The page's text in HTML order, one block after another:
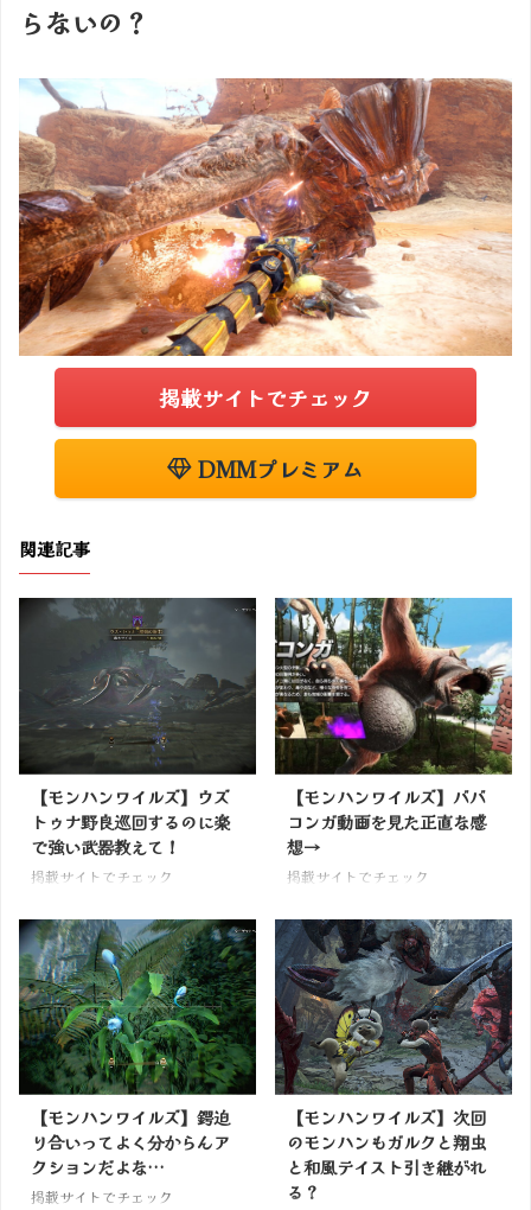
らないの？
掲載サイトでチェック
DMMプレミアム
関連記事
【モンハンワイルズ】ウズ
トゥナ野良巡回するのに楽
で強い武器教えて！
掲載サイトでチェック
【モンハンワイルズ】ババ
コンガ動画を見た正直な感
想→
掲載サイトでチェック
【モンハンワイルズ】鍔迫
り合いってよく分からんア
クションだよな…
掲載サイトでチェック
【モンハンワイルズ】次回
のモンハンもガルクと翔虫
と和風テイスト引き継がれ
る？